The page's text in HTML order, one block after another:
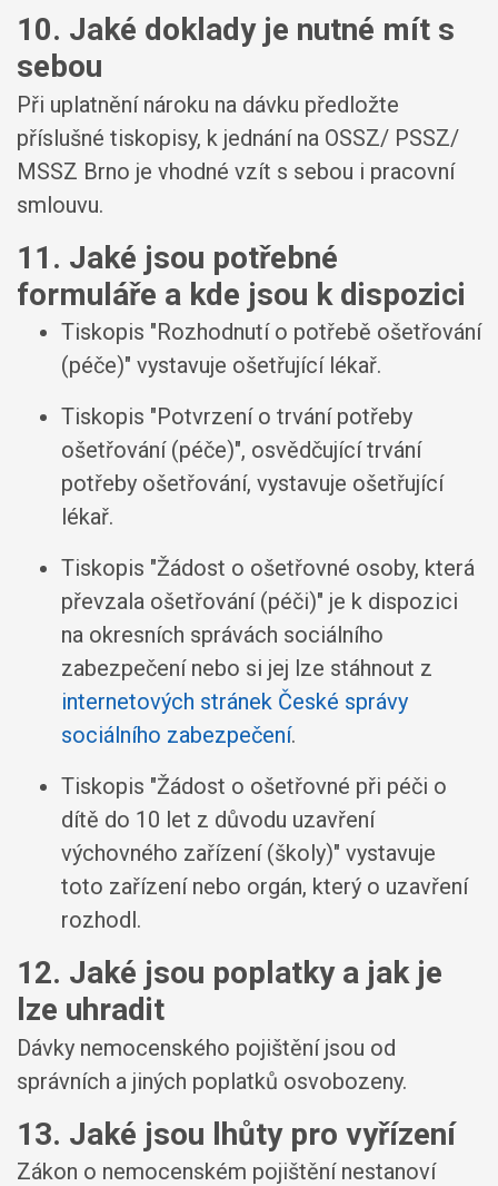
10. Jaké doklady je nutné mít s
sebou
Při uplatnění nároku na dávku předložte
příslušné tiskopisy, k jednání na OSSZ/ PSSZ/
MSSZ Brno je vhodné vzít s sebou i pracovní
smlouvu.
11. Jaké jsou potřebné
formuláře a kde jsou k dispozici
Tiskopis "Rozhodnutí o potřebě ošetřování
(péče)" vystavuje ošetřující lékař.
Tiskopis "Potvrzení o trvání potřeby
ošetřování (péče)", osvědčující trvání
potřeby ošetřování, vystavuje ošetřující
lékař.
Tiskopis "Žádost o ošetřovné osoby, která
převzala ošetřování (péči)" je k dispozici
na okresních správách sociálního
zabezpečení nebo si jej lze stáhnout z
internetových stránek České správy
sociálního zabezpečení.
Tiskopis "Žádost o ošetřovné při péči o
dítě do 10 let z důvodu uzavření
výchovného zařízení (školy)" vystavuje
toto zařízení nebo orgán, který o uzavření
rozhodl.
12. Jaké jsou poplatky a jak je
lze uhradit
Dávky nemocenského pojištění jsou od
správních a jiných poplatků osvobozeny.
13. Jaké jsou lhůty pro vyřízení
Zákon o nemocenském pojištění nestanoví